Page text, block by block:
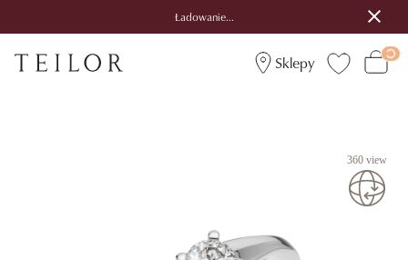
Ładowanie...
Sklepy
360 view